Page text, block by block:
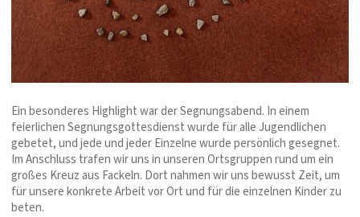
Ein besonderes Highlight war der Segnungsabend. In einem
feierlichen Segnungsgottesdienst wurde für alle Jugendlichen
gebetet, und jede und jeder Einzelne wurde persönlich gesegnet.
Im Anschluss trafen wir uns in unseren Ortsgruppen rund um ein
großes Kreuz aus Fackeln. Dort nahmen wir uns bewusst Zeit, um
für unsere konkrete Arbeit vor Ort und für die einzelnen Kinder zu
beten.